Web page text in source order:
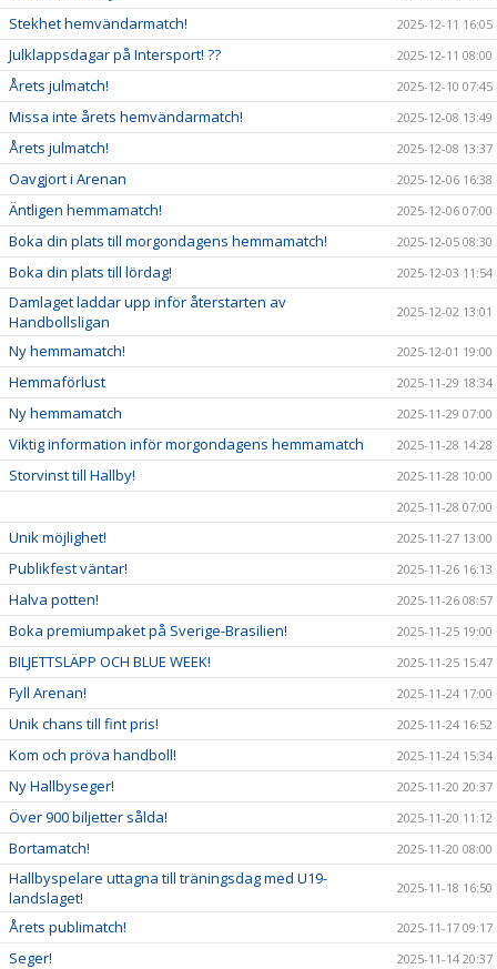
Stekhet hemvändarmatch! 2025-12-11 16:05
Julklappsdagar på Intersport! ?? 2025-12-11 08:00
Årets julmatch! 2025-12-10 07:45
Missa inte årets hemvändarmatch! 2025-12-08 13:49
Årets julmatch! 2025-12-08 13:37
Oavgjort i Arenan 2025-12-06 16:38
Äntligen hemmamatch! 2025-12-06 07:00
Boka din plats till morgondagens hemmamatch! 2025-12-05 08:30
Boka din plats till lördag! 2025-12-03 11:54
Damlaget laddar upp inför återstarten av
Handbollsligan
2025-12-02 13:01
Ny hemmamatch! 2025-12-01 19:00
Hemmaförlust 2025-11-29 18:34
Ny hemmamatch 2025-11-29 07:00
Viktig information inför morgondagens hemmamatch 2025-11-28 14:28
Storvinst till Hallby!
2025-11-28 10:00
2025-11-28 07:00
Unik möjlighet! 2025-11-27 13:00
Publikfest väntar! 2025-11-26 16:13
Halva potten! 2025-11-26 08:57
Boka premiumpaket på Sverige-Brasilien! 2025-11-25 19:00
BILJETTSLÄPP OCH BLUE WEEK! 2025-11-25 15:47
Fyll Arenan! 2025-11-24 17:00
Unik chans till fint pris! 2025-11-24 16:52
Kom och pröva handboll! 2025-11-24 15:34
Ny Hallbyseger! 2025-11-20 20:37
Över 900 biljetter sålda! 2025-11-20 11:12
Bortamatch! 2025-11-20 08:00
Hallbyspelare uttagna till träningsdag med U19-
landslaget!
2025-11-18 16:50
Årets publimatch! 2025-11-17 09:17
Seger! 2025-11-14 20:37